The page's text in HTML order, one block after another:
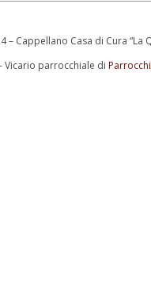
Cappellano Casa di Cura “La
Vicario parrocchiale di